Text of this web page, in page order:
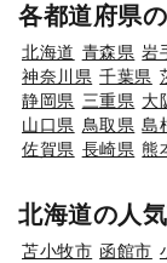
各都道府県
北海道 青森県 岩
神奈川県 千葉県
静岡県 三重県 大
山口県 鳥取県 島
佐賀県 長崎県 熊
北海道の人
苫小牧市 函館市